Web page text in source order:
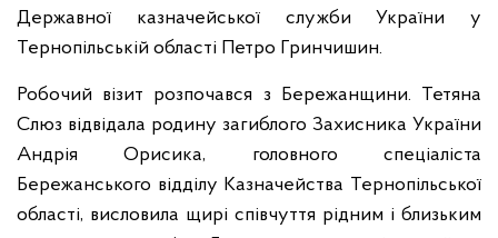
Державної казначейської служби України у
Тернопільській області Петро Гринчишин.
Робочий візит розпочався з Бережанщини. Тетяна
Слюз відвідала родину загиблого Захисника України
Андрія Орисика, головного спеціаліста
Бережанського відділу Казначейства Тернопільської
області, висловила щирі співчуття рідним і близьким